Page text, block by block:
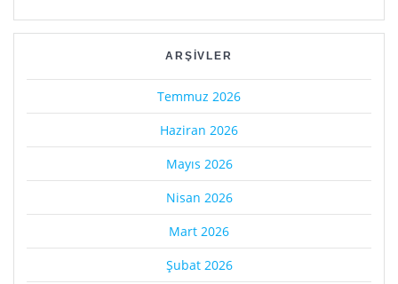
ARŞIVLER
Temmuz 2026
Haziran 2026
Mayıs 2026
Nisan 2026
Mart 2026
Şubat 2026